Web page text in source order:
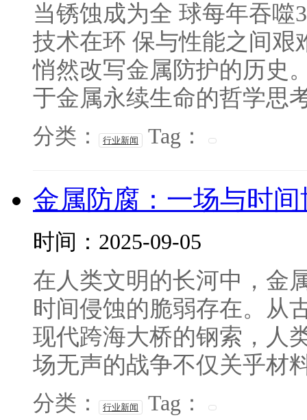
当锈蚀成为全 球每年吞噬
技术在环 保与性能之间艰
悄然改写金属防护的历史
于金属永续生命的哲学
分类： 行业新闻 Tag：
金属防腐：一场与时
时间：2025-09-05
在人类文明的长河中，金
时间侵蚀的脆弱存在。从
现代跨海大桥的钢索，人
场无声的战争不仅关乎材
分类： 行业新闻 Tag：